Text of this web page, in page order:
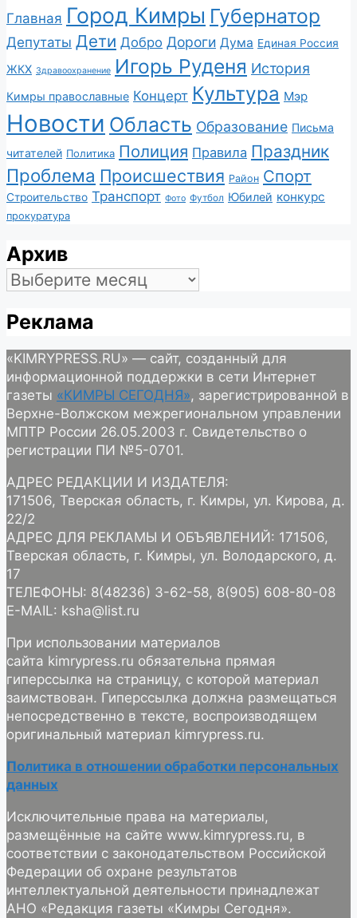
Главная Город Кимры Губернатор
Депутаты Дети Добро Дороги Дума Единая Россия
ЖКХ Здравоохранение Игорь Руденя История
Кимры православные Концерт Культура Мэр
Новости Область Образование Письма
читателей Политика Полиция Правила Праздник
Проблема Происшествия Район Спорт
Строительство Транспорт Фото Футбол Юбилей конкурс
прокуратура
Архив
Архив
Реклама
«KIMRYPRESS.RU» — сайт, созданный для
информационной поддержки в сети Интернет
газеты «КИМРЫ СЕГОДНЯ», зарегистрированной в
Верхне-Волжском межрегиональном управлении
МПТР России 26.05.2003 г. Свидетельство о
регистрации ПИ №5-0701.
АДРЕС РЕДАКЦИИ И ИЗДАТЕЛЯ:
171506, Тверская область, г. Кимры, ул. Кирова, д.
22/2
АДРЕС ДЛЯ РЕКЛАМЫ И ОБЪЯВЛЕНИЙ: 171506,
Тверская область, г. Кимры, ул. Володарского, д.
17
ТЕЛЕФОНЫ: 8(48236) 3-62-58, 8(905) 608-80-08
E-MAIL: ksha@list.ru
При использовании материалов
сайта kimrypress.ru обязательна прямая
гиперссылка на страницу, с которой материал
заимствован. Гиперссылка должна размещаться
непосредственно в тексте, воспроизводящем
оригинальный материал kimrypress.ru.
Политика в отношении обработки персональных
данных
Исключительные права на материалы,
размещённые на сайте www.kimrypress.ru, в
соответствии с законодательством Российской
Федерации об охране результатов
интеллектуальной деятельности принадлежат
АНО «Редакция газеты «Кимры Сегодня».